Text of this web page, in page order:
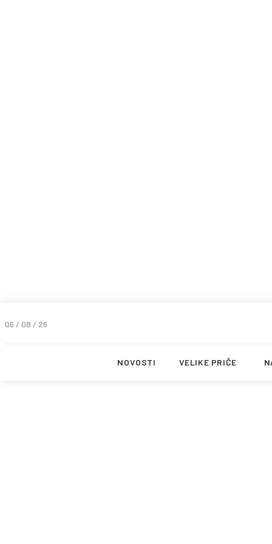
06 / 08 / 26
NOVOSTI VELIKE PRIČE